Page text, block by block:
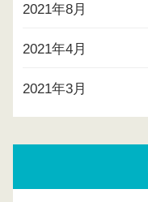
2021年8月
2021年4月
2021年3月